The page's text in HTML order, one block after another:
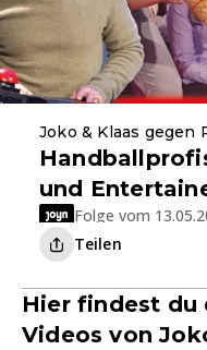
Joko & Klaas gegen
und
Folge vom
Teilen
Hier findest du
Videos von